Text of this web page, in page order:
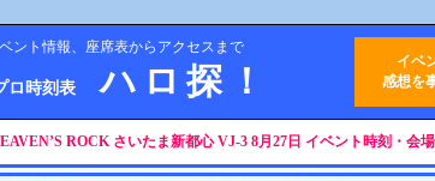
ント情報、座席表からアクセスまで
ロ時刻表 ハロ探！
イベ
感想を
ROCK さいたま新都心 VJ-3 8月27日 イベント時刻・会